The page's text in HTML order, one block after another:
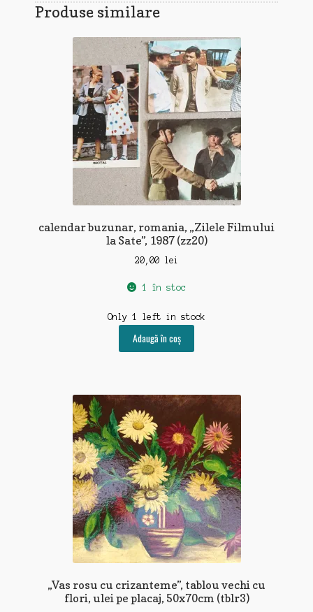
Produse similare
calendar buzunar, romania, „Zilele Filmului
la Sate”, 1987 (zz20)
20,00 lei
1 în stoc
Only 1 left in stock
Adaugă în coș
„Vas rosu cu crizanteme”, tablou vechi cu
flori, ulei pe placaj, 50x70cm (tblr3)